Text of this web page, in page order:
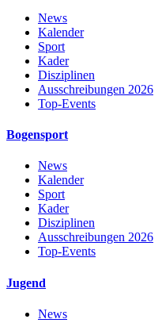
News
Kalender
Sport
Kader
Disziplinen
Ausschreibungen 2026
Top-Events
Bogensport
News
Kalender
Sport
Kader
Disziplinen
Ausschreibungen 2026
Top-Events
Jugend
News